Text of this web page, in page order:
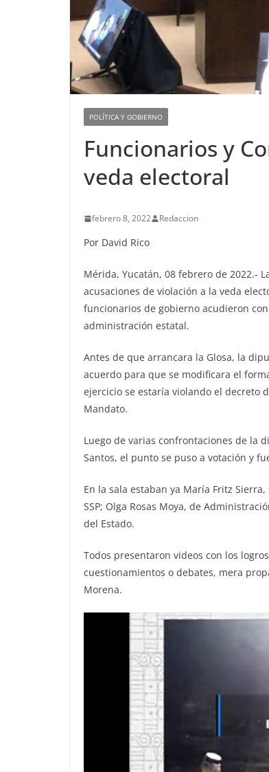
POLÍTICA Y GOBIERNO
Funcionarios y
veda electoral
febrero 8, 2022 Redaccion
Por David Rico
Mérida, Yucatán, 08 febrero de 2022.-
acusaciones de violación a la veda
funcionarios de gobierno acudieron
administración estatal.
Antes de que arrancara la Glosa, la
acuerdo para que se modificara el
ejercicio se estaría violando el decreto
Mandato.
Luego de varias confrontaciones de la
Santos, el punto se puso a votación y
En la sala estaban ya María Fritz
SSP; Olga Rosas Moya, de
del Estado.
Todos presentaron videos con los
cuestionamientos o debates, mera
Morena.